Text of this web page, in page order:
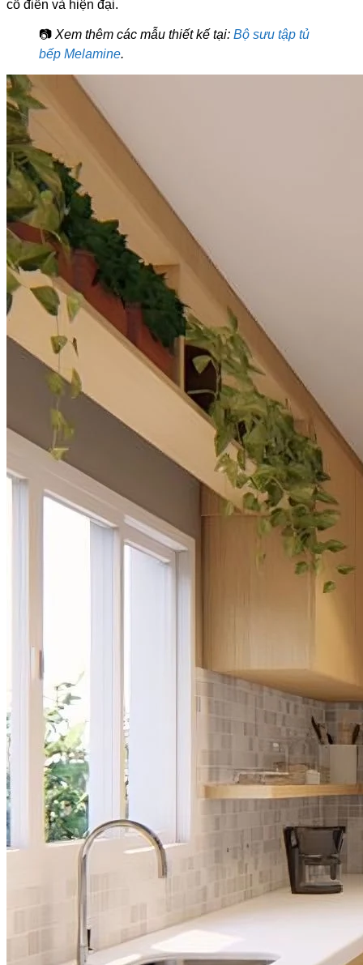
cổ điển và hiện đại.
📷 Xem thêm các mẫu thiết kế tại: Bộ sưu tập tủ
bếp Melamine.